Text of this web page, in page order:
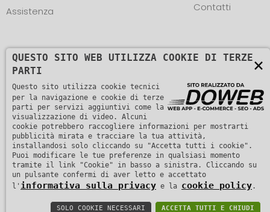
Assistenza
Contatti
Copyright © L. NEGRINI & F. snc. P. IVA
01482510235 -Informativa sulla privacy
×
QUESTO SITO WEB UTILIZZA COOKIE DI TERZE
PARTI
Questo sito utilizza cookie tecnici
per la navigazione e cookie di terze
parti per servizi aggiuntivi come la
visualizzazione di video. Alcuni
cookie potrebbero raccogliere informazioni per mostrarti
pubblicità mirata e tracciare la tua attività,
installandosi solo cliccando su "Accetta tutti i cookie".
Puoi modificare le tue preferenze in qualsiasi momento
tramite il link "Cookie" in basso a sinistra. Cliccando su
un pulsante confermi di aver letto e accettato
l' informativa sulla privacy e la cookie policy .
ACCETTA TUTTI E CHIUDI
SOLO COOKIE NECESSARI